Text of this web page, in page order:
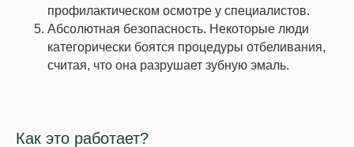
профилактическом осмотре у специалистов.
Абсолютная безопасность. Некоторые люди
категорически боятся процедуры отбеливания,
считая, что она разрушает зубную эмаль.
Как это работает?